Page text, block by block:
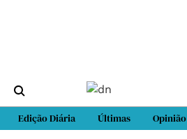
Edição Diária Últimas Opinião